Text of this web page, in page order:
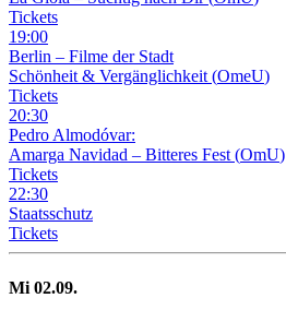
Tickets
19:00
Berlin – Filme der Stadt
Schönheit & Vergänglichkeit (OmeU)
Tickets
20:30
Pedro Almodóvar:
Amarga Navidad – Bitteres Fest (OmU)
Tickets
22:30
Staatsschutz
Tickets
Mi 02.09.